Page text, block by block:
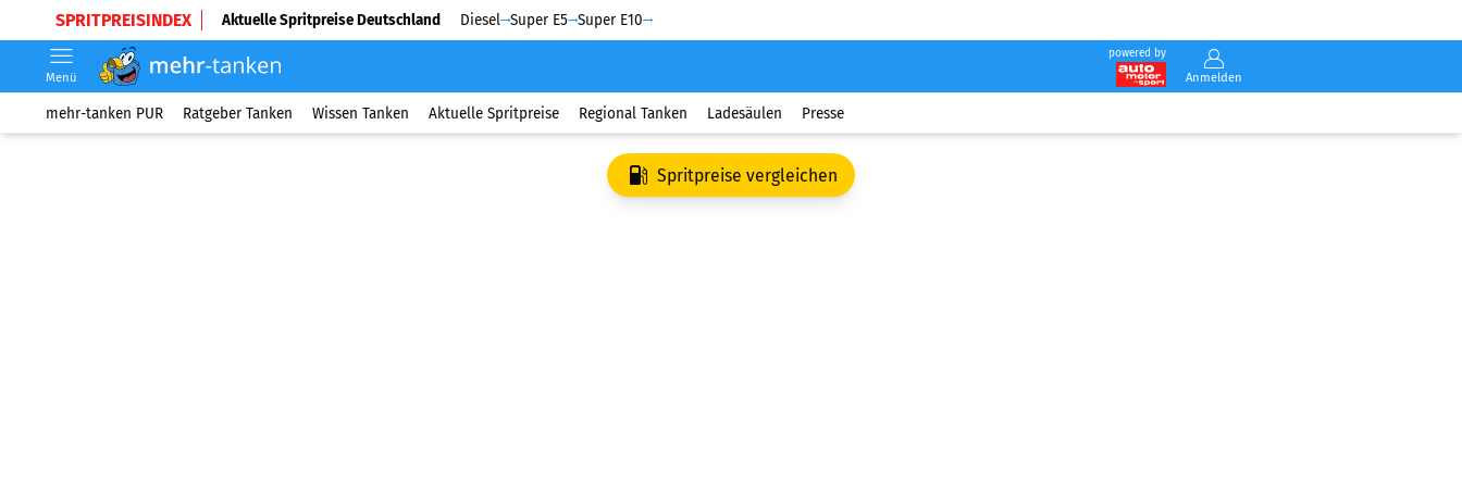
SPRITPREISINDEX Aktuelle Spritpreise Deutschland Diesel Super E5 Super E10
powered by
Anmelden
Menü
mehr-tanken PUR Ratgeber Tanken Wissen Tanken Aktuelle Spritpreise Regional Tanken Ladesäulen Presse
Spritpreise vergleichen